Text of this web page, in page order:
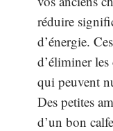
réduire
d’énergie.
d’éliminer les
qui peuvent
Des petites
d’un bon